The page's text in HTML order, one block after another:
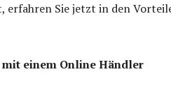
erfahren Sie jetzt in den
einem Online Händler